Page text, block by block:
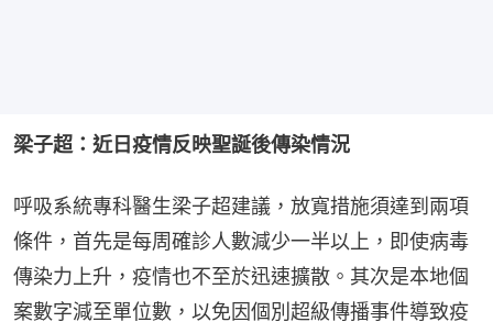
梁子超：近日疫情反映聖誕後傳染情況
呼吸系統專科醫生梁子超建議，放寬措施須達到兩項
條件，首先是每周確診人數減少一半以上，即使病毒
傳染力上升，疫情也不至於迅速擴散。其次是本地個
案數字減至單位數，以免因個別超級傳播事件導致疫